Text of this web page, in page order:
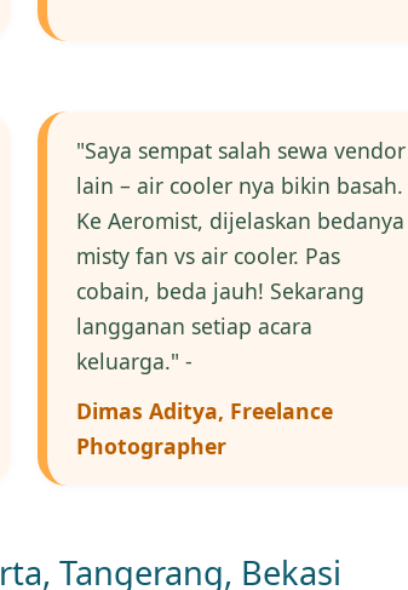
"Saya sempat salah sewa vendor
lain – air cooler nya bikin basah.
Ke Aeromist, dijelaskan bedanya
misty fan vs air cooler. Pas
cobain, beda jauh! Sekarang
langganan setiap acara
keluarga." -
Dimas Aditya, Freelance
Photographer
Tangerang, Bekasi